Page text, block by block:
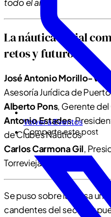
Volver a Eventos
Comparte este post
todo el año.
La náutica social
retos y futuro
José Antonio Morillo-
Asesoría Jurídica de
Alberto Pons, Gerente
Antonio Estades,
de Clubes Náuticos
Carlos Carmona Gil,
Torrevieja
Se puso sobre la mesa
candentes del sector: